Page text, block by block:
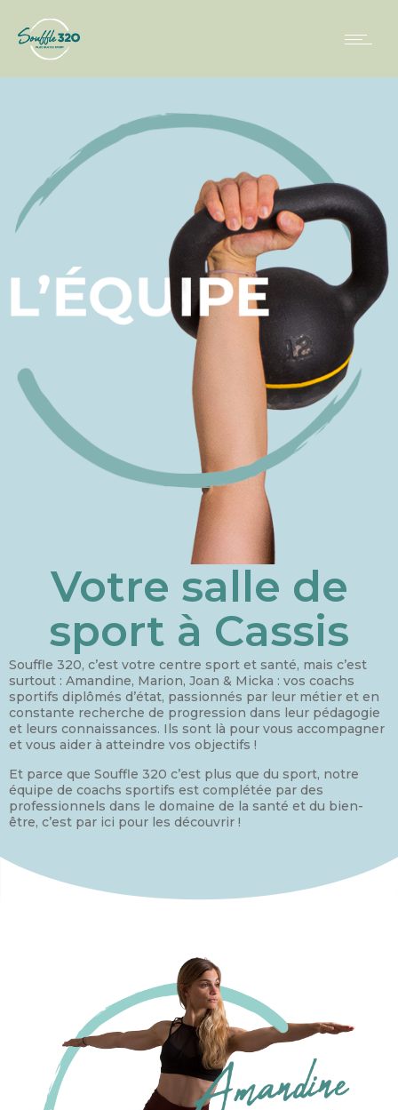
Votre salle de
sport à Cassis
Souffle 320, c’est votre centre sport et santé, mais c’est
surtout : Amandine, Marion, Joan & Micka : vos coachs
sportifs diplômés d’état, passionnés par leur métier et en
constante recherche de progression dans leur pédagogie
et leurs connaissances. Ils sont là pour vous accompagner
et vous aider à atteindre vos objectifs !
Et parce que Souffle 320 c’est plus que du sport, notre
équipe de coachs sportifs est complétée par des
professionnels dans le domaine de la santé et du bien-
être, c’est par ici pour les découvrir !